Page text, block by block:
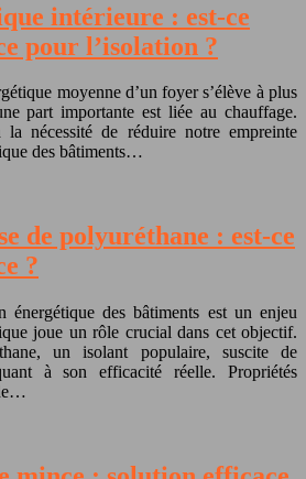
intérieure : est-ce
pour l’isolation ?
moyenne d’un foyer s’élève à plus
part importante est liée au chauffage.
nécessité de réduire notre empreinte
des bâtiments…
de polyuréthane : est-ce
?
énergétique des bâtiments est un enjeu
joue un rôle crucial dans cet objectif.
un isolant populaire, suscite de
à son efficacité réelle. Propriétés